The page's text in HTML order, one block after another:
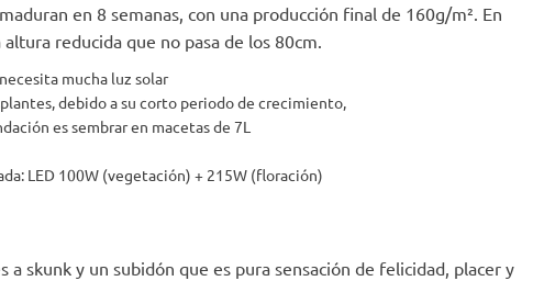
en 8 semanas, con una producción final de 160g/m². En
reducida que no pasa de los 80cm.
mucha luz solar
debido a su corto periodo de crecimiento,
es sembrar en macetas de 7L
LED 100W (vegetación) + 215W (floración)
a skunk y un subidón que es pura sensación de felicidad, placer y